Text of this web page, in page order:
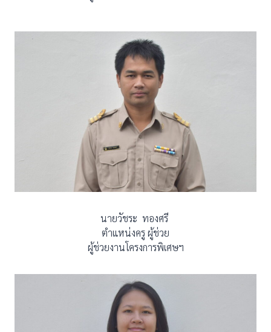
นายวัชระ ทองศรี
ตำแหน่งครู ผู้ช่วย
ผู้ช่วยงานโครงการพิเศษฯ